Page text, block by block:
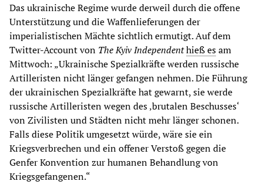
Das ukrainische Regime wurde derweil durch die offene
Unterstützung und die Waffenlieferungen der
imperialistischen Mächte sichtlich ermutigt. Auf dem
Twitter-Account von The Kyiv Independenthieß esam
Mittwoch: „Ukrainische Spezialkräfte werden russische
Artilleristen nicht länger gefangen nehmen. Die Führung
der ukrainischen Spezialkräfte hat gewarnt, sie werde
russische Artilleristen wegen des ‚brutalen Beschusses‘
von Zivilisten und Städten nicht mehr länger schonen.
Falls diese Politik umgesetzt würde, wäre sie ein
Kriegsverbrechen und ein offener Verstoß gegen die
Genfer Konvention zur humanen Behandlung von
Kriegsgefangenen.“